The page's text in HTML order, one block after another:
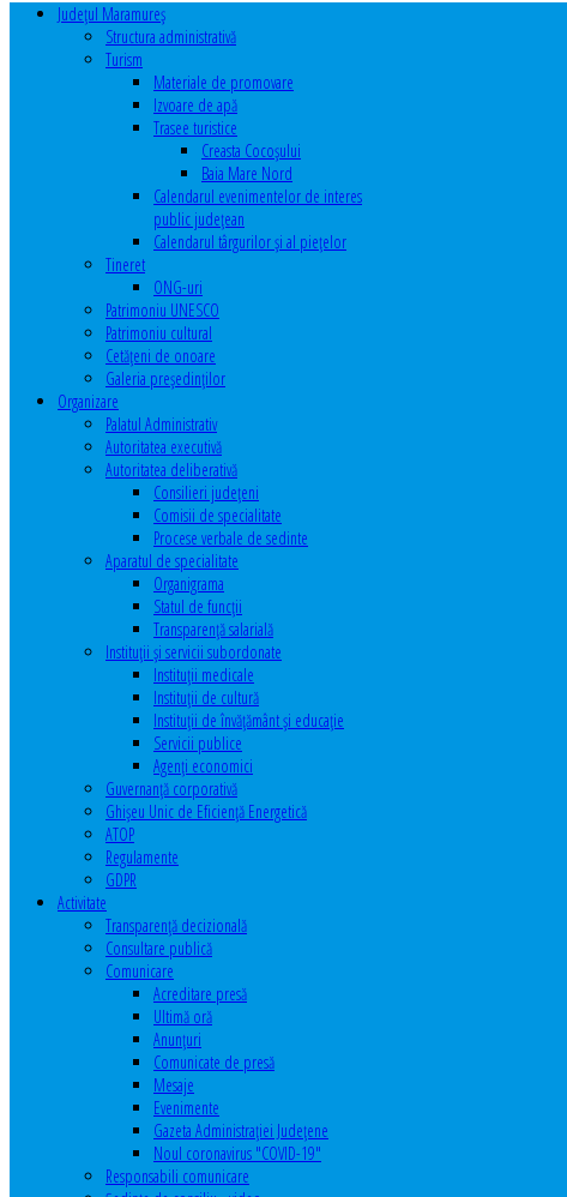
Judeţul Maramureş
Structura administrativă
Turism
Materiale de promovare
Izvoare de apă
Trasee turistice
Creasta Cocoșului
Baia Mare Nord
Calendarul evenimentelor de interes
public judeţean
Calendarul târgurilor şi al pieţelor
Tineret
ONG-uri
Patrimoniu UNESCO
Patrimoniu cultural
Cetăţeni de onoare
Galeria președinților
Organizare
Palatul Administrativ
Autoritatea executivă
Autoritatea deliberativă
Consilieri judeţeni
Comisii de specialitate
Procese verbale de sedinte
Aparatul de specialitate
Organigrama
Statul de funcții
Transparență salarială
Instituţii şi servicii subordonate
Instituţii medicale
Instituţii de cultură
Instituţii de învăţământ şi educaţie
Servicii publice
Agenţi economici
Guvernanță corporativă
Ghişeu Unic de Eficienţă Energetică
ATOP
Regulamente
GDPR
Activitate
Transparenţă decizională
Consultare publică
Comunicare
Acreditare presă
Ultimă oră
Anunţuri
Comunicate de presă
Mesaje
Evenimente
Gazeta Administraţiei Judeţene
Noul coronavirus "COVID-19"
Responsabili comunicare